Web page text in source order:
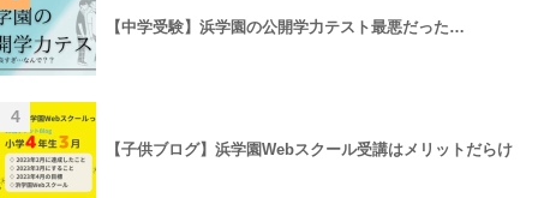
【中学受験】浜学園の公開学力テスト最悪だった…
4
【子供ブログ】浜学園Webスクール受講はメリットだらけ